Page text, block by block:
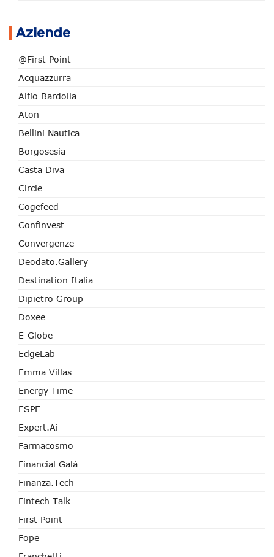
Aziende
@First Point
Acquazzurra
Alfio Bardolla
Aton
Bellini Nautica
Borgosesia
Casta Diva
Circle
Cogefeed
Confinvest
Convergenze
Deodato.Gallery
Destination Italia
Dipietro Group
Doxee
E-Globe
EdgeLab
Emma Villas
Energy Time
ESPE
Expert.ai
Farmacosmo
Financial Galà
Finanza.tech
Fintech Talk
First Point
Fope